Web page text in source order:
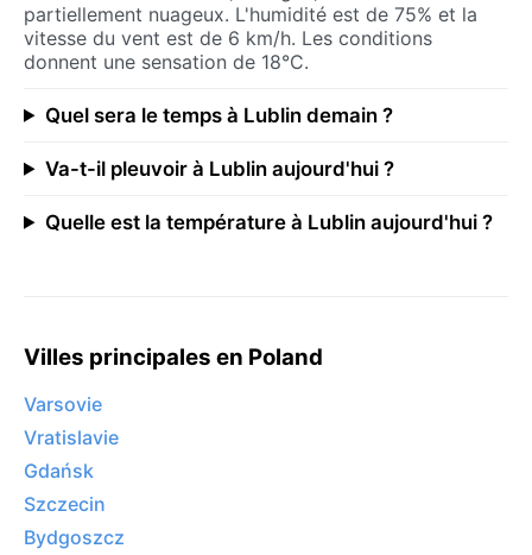
partiellement nuageux. L'humidité est de 75% et la
vitesse du vent est de 6 km/h. Les conditions
donnent une sensation de 18°C.
Quel sera le temps à Lublin demain ?
Va-t-il pleuvoir à Lublin aujourd'hui ?
Quelle est la température à Lublin aujourd'hui ?
Villes principales en Poland
Varsovie
Vratislavie
Gdańsk
Szczecin
Bydgoszcz